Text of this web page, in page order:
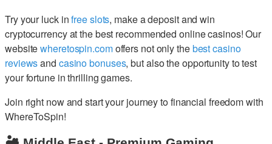
Try your luck infree slots, make a deposit and win
cryptocurrency at the best recommended online casinos! Our
websitewheretospin.comoffers not only thebest casino
reviewsand casino bonuses, but also the opportunity to test
your fortune in thrilling games.
Join right now and start your journey to financial freedom with
WhereToSpin!